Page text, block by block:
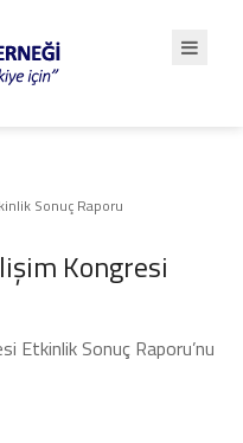
Sonuç Raporu
Kongresi
Etkinlik Sonuç Raporu’nu